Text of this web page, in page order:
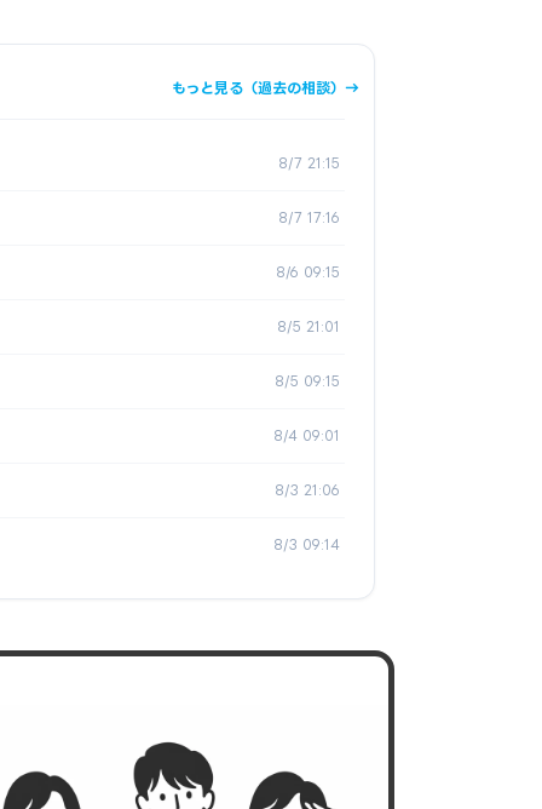
もっと見る（過去の相談）→
8/7 21:15
8/7 17:16
8/6 09:15
8/5 21:01
8/5 09:15
8/4 09:01
8/3 21:06
8/3 09:14